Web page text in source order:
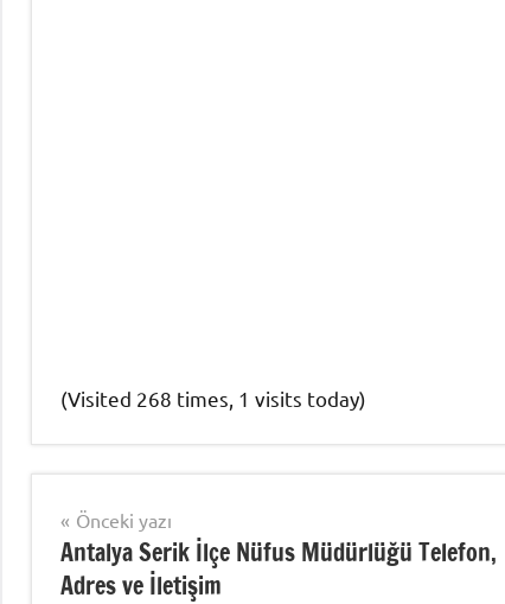
(Visited 268 times, 1 visits today)
Yazı
gezinmesi
Önceki yazı
Antalya Serik İlçe Nüfus Müdürlüğü Telefon,
Adres ve İletişim